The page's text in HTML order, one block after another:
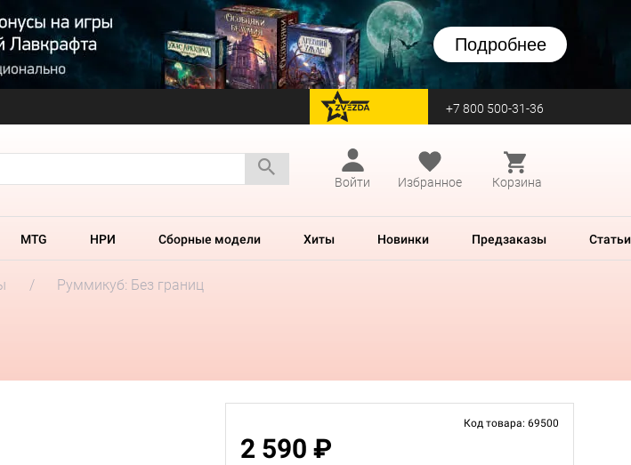
Подробнее
перейти на Zvezda +7 800 500-31-36
Войти
Избранное Корзина
MTG НРИ Сборные модели Хиты Новинки Предзаказы Статьи
Руммикуб: Без границ
Код товара: 69500
2 590 ₽